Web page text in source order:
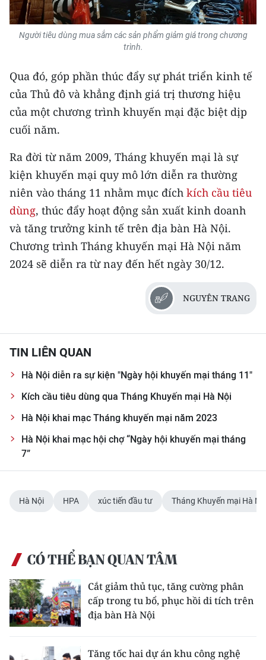
Duyên hải Nam Trung Bộ và Tây
Nguyên
Đồng bằng sông Cửu Long
Chuyên trang Hà Nội
Chuyên trang TP. Hồ Chí Minh
CHUYÊN ĐỀ
CÁC CHUYÊN TRANG
VỀ BÁO NHÂN DÂN
THỜI NAY
MUA BÁO
ENGLISH
FRANÇAIS
Người tiêu dùng mua sắm các sản phẩm giảm giá trong chương
trình.
Qua đó, góp phần thúc đẩy sự phát triển kinh tế
của Thủ đô và khẳng định giá trị thương hiệu
của một chương trình khuyến mại đặc biệt dịp
cuối năm.
Ra đời từ năm 2009, Tháng khuyến mại là sự
kiện khuyến mại quy mô lớn diễn ra thường
niên vào tháng 11 nhằm mục đích kích cầu tiêu
dùng, thúc đẩy hoạt động sản xuất kinh doanh
và tăng trưởng kinh tế trên địa bàn Hà Nội.
Chương trình Tháng khuyến mại Hà Nội năm
2024 sẽ diễn ra từ nay đến hết ngày 30/12.
NGUYÊN TRANG
TIN LIÊN QUAN
Hà Nội diễn ra sự kiện "Ngày hội khuyến mại tháng 11"
Kích cầu tiêu dùng qua Tháng Khuyến mại Hà Nội
Hà Nội khai mạc Tháng khuyến mại năm 2023
Hà Nội khai mạc hội chợ “Ngày hội khuyến mại tháng
7”
Hà Nội HPA xúc tiến đầu tư Tháng Khuyến mại Hà
CÓ THỂ BẠN QUAN TÂM
Cắt giảm thủ tục, tăng cường phân
cấp trong tu bổ, phục hồi di tích trên
địa bàn Hà Nội
Tăng tốc hai dự án khu công nghệ